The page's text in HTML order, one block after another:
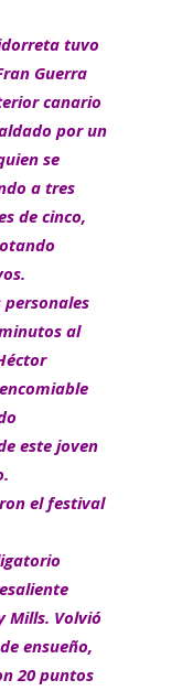
tuvo
Guerra
canario
por un
se
a tres
de cinco,
al
este joven
el festival
Mills. Volvió
ensueño,
20 puntos